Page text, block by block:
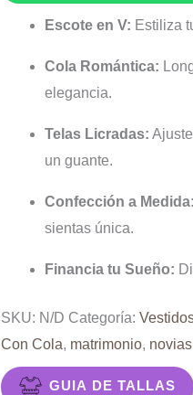
Escote en V: Estiliza
Cola Romántica:
elegancia.
Telas Licradas:
un guante.
Confección a Medida:
sientas única.
Financia tu Sueño:
SKU: N/D Categoría:
Con Cola, matrimonio, novias
GUIA DE TALLAS